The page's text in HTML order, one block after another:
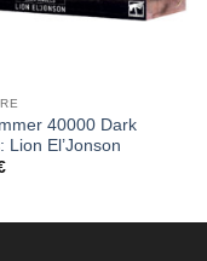
40000 Dark
Lion El’Jonson